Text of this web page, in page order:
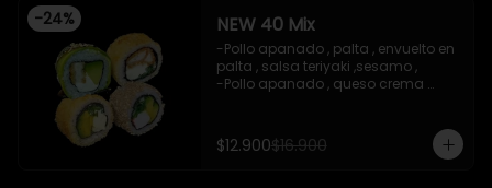
-24% NEW 40 Mix
-Pollo apanado , palta , envuelto en
palta , salsa teriyaki ,sesamo ,
-Pollo apanado , queso crema
apanado en panko .
-Kanikama , palta , cebollin ,
$12.900$16.900